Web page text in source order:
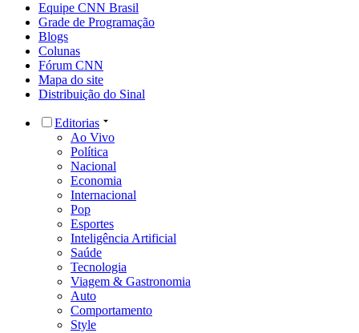
Equipe CNN Brasil
Grade de Programação
Blogs
Colunas
Fórum CNN
Mapa do site
Distribuição do Sinal
Editorias
Ao Vivo
Política
Nacional
Economia
Internacional
Pop
Esportes
Inteligência Artificial
Saúde
Tecnologia
Viagem & Gastronomia
Auto
Comportamento
Style